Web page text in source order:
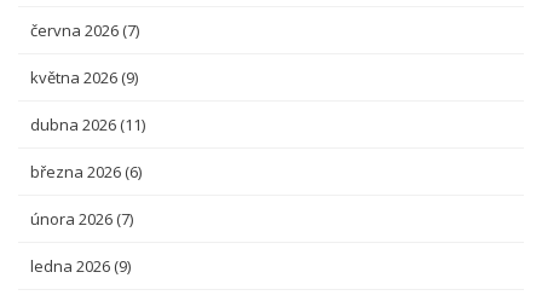
června 2026 (7)
května 2026 (9)
dubna 2026 (11)
března 2026 (6)
února 2026 (7)
ledna 2026 (9)